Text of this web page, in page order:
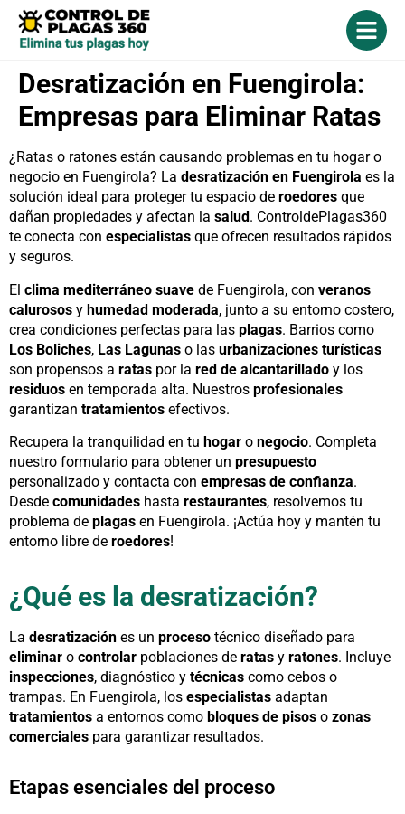
Desratización en Fuengirola:
Empresas para Eliminar Ratas
¿Ratas o ratones están causando problemas en tu hogar o
negocio en Fuengirola? La desratización en Fuengirola es la
solución ideal para proteger tu espacio de roedores que
dañan propiedades y afectan la salud . ControldePlagas360
te conecta con especialistas que ofrecen resultados rápidos
y seguros.
El clima mediterráneo suave de Fuengirola, con veranos
calurosos y humedad moderada, junto a su entorno costero,
crea condiciones perfectas para las plagas. Barrios como
Los Boliches, Las Lagunas o las urbanizaciones turísticas
son propensos a ratas por la red de alcantarillado y los
residuos en temporada alta. Nuestros profesionales
garantizan tratamientos efectivos.
Recupera la tranquilidad en tu hogar o negocio. Completa
nuestro formulario para obtener un presupuesto
personalizado y contacta con empresas de confianza.
Desde comunidades hasta restaurantes, resolvemos tu
problema de plagas en Fuengirola. ¡Actúa hoy y mantén tu
entorno libre de roedores!
¿Qué es la desratización?
La desratización es un proceso técnico diseñado para
eliminar o controlar poblaciones de ratas y ratones. Incluye
inspecciones, diagnóstico y técnicas como cebos o
trampas. En Fuengirola, los especialistas adaptan
tratamientos a entornos como bloques de pisos o zonas
comerciales para garantizar resultados.
Etapas esenciales del proceso